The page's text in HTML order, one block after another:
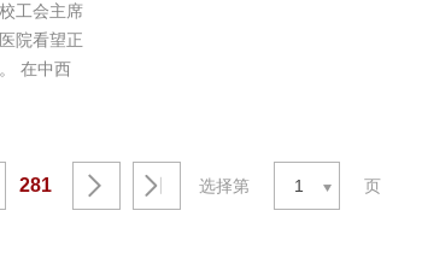
工会主席
院看望正
在中西
281 选择第 1 页